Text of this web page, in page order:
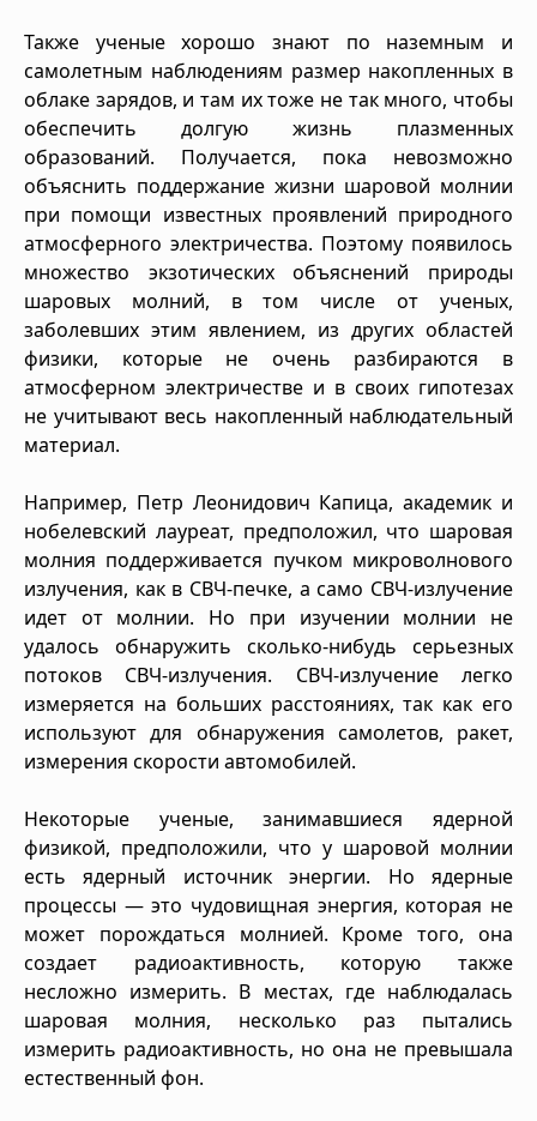
Также ученые хорошо знают по наземным и
самолетным наблюдениям размер накопленных в
облаке зарядов, и там их тоже не так много, чтобы
обеспечить долгую жизнь плазменных
образований. Получается, пока невозможно
объяснить поддержание жизни шаровой молнии
при помощи известных проявлений природного
атмосферного электричества. Поэтому появилось
множество экзотических объяснений природы
шаровых молний, в том числе от ученых,
заболевших этим явлением, из других областей
физики, которые не очень разбираются в
атмосферном электричестве и в своих гипотезах
не учитывают весь накопленный наблюдательный
материал.
Например, Петр Леонидович Капица, академик и
нобелевский лауреат, предположил, что шаровая
молния поддерживается пучком микроволнового
излучения, как в СВЧ-печке, а само СВЧ-излучение
идет от молнии. Но при изучении молнии не
удалось обнаружить сколько-нибудь серьезных
потоков СВЧ-излучения. СВЧ-излучение легко
измеряется на больших расстояниях, так как его
используют для обнаружения самолетов, ракет,
измерения скорости автомобилей.
Некоторые ученые, занимавшиеся ядерной
физикой, предположили, что у шаровой молнии
есть ядерный источник энергии. Но ядерные
процессы — это чудовищная энергия, которая не
может порождаться молнией. Кроме того, она
создает радиоактивность, которую также
несложно измерить. В местах, где наблюдалась
шаровая молния, несколько раз пытались
измерить радиоактивность, но она не превышала
естественный фон.